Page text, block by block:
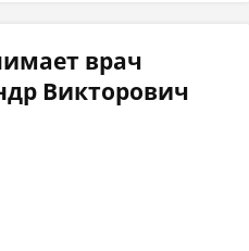
врач
Викторович